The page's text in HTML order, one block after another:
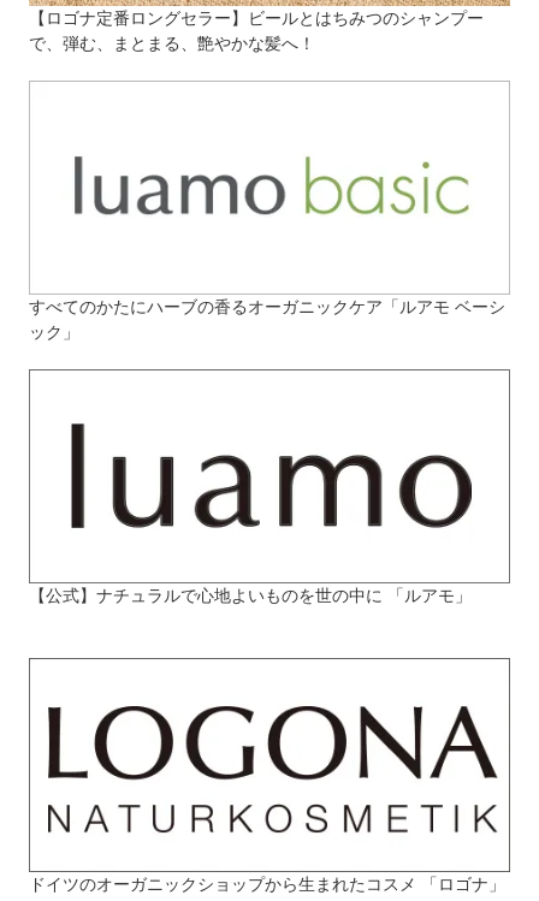
【ロゴナ定番ロングセラー】ビールとはちみつのシャンプー
で、弾む、まとまる、艶やかな髪へ！
すべてのかたにハーブの香るオーガニックケア「ルアモ ベーシ
ック」
【公式】ナチュラルで心地よいものを世の中に 「ルアモ」
ドイツのオーガニックショップから生まれたコスメ 「ロゴナ」